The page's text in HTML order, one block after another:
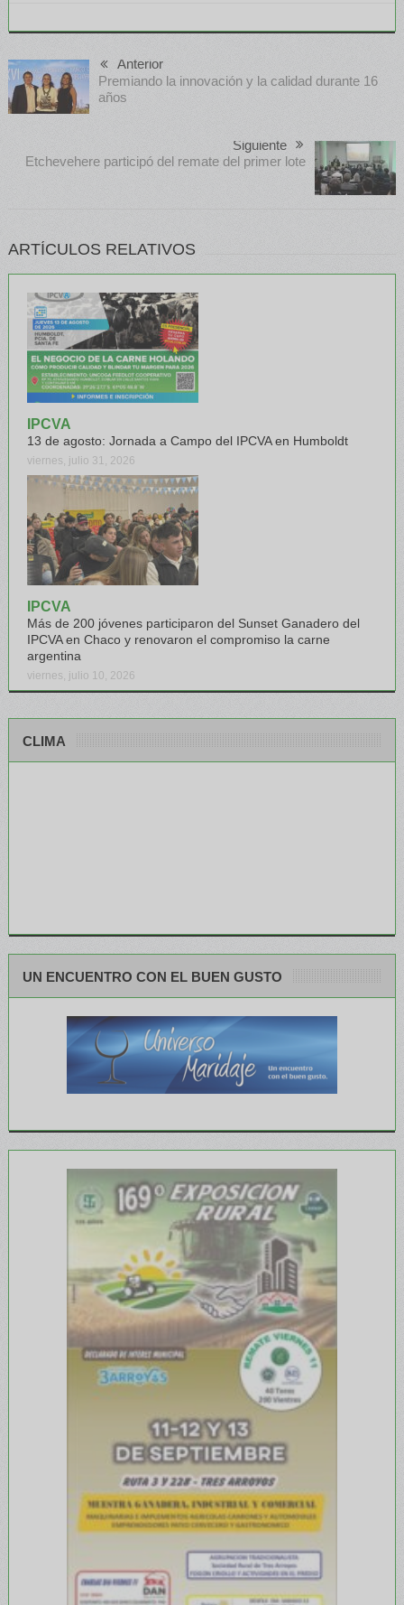
Anterior
Premiando la innovación y la calidad durante 16
años
Siguiente
Etchevehere participó del remate del primer lote
ARTÍCULOS RELATIVOS
IPCVA
13 de agosto: Jornada a Campo del IPCVA en Humboldt
viernes, julio 31, 2026
IPCVA
Más de 200 jóvenes participaron del Sunset Ganadero del
IPCVA en Chaco y renovaron el compromiso la carne
argentina
viernes, julio 10, 2026
CLIMA
UN ENCUENTRO CON EL BUEN GUSTO